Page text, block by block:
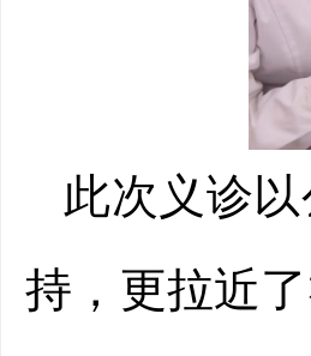
此次义诊
持，更拉近